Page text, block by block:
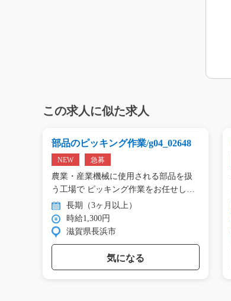
この求人に似た求人
部品のピッキング作業/g04_02648
NEW 急募
農業・産業機械に使用される部品を扱
う工場で ピッキング作業をお任せし
ま… 長期（3ヶ月以上）
時給1,300円
滋賀県長浜市
気になる